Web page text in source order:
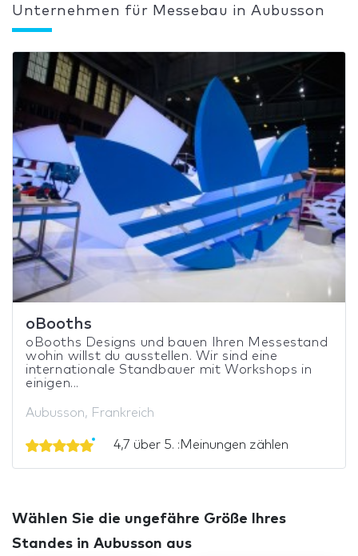
Unternehmen für Messebau in Aubusson
oBooths
oBooths Designs und bauen Ihren Messestand
wohin willst du ausstellen. Wir sind eine
internationale Standbauer mit Workshops in
einigen...
Aubusson, Frankreich
4,7 über 5. :Meinungen zählen
Wählen Sie die ungefähre Größe Ihres
Standes in Aubusson aus